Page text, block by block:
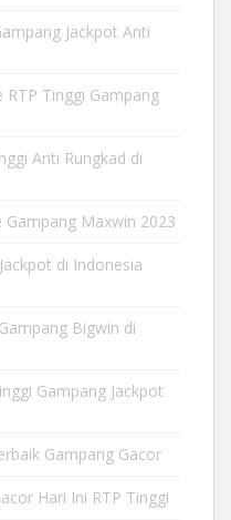
Jackpot Anti
RTP Tinggi Gampang
Anti Rungkad di
Maxwin 2023
di Indonesia
Bigwin di
Gampang Jackpot
Gampang Gacor
Hari Ini RTP Tinggi